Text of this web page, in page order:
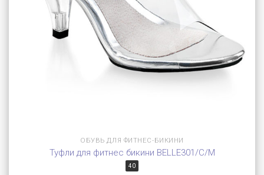
ОБУВЬ ДЛЯ ФИТНЕС-БИКИНИ
Туфли для фитнес бикини BELLE301/C/M
40